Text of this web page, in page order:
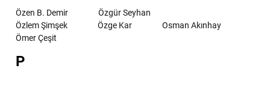
Özen B. Demir
Özgür Seyhan
Özlem Şimşek
Özge Kar
Osman Akınhay
Ömer Çeşit
P